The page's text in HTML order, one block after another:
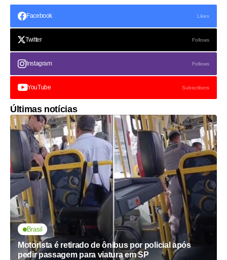
Facebook Likes
Twitter Follows
Instagram Follows
YouTube Subscribers
Últimas notícias
Brasil
Motorista é retirado de ônibus por policial após
pedir passagem para viatura em SP